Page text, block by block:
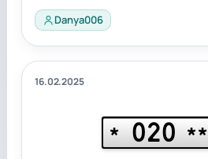
Danya006
16.02.2025
* 020 **